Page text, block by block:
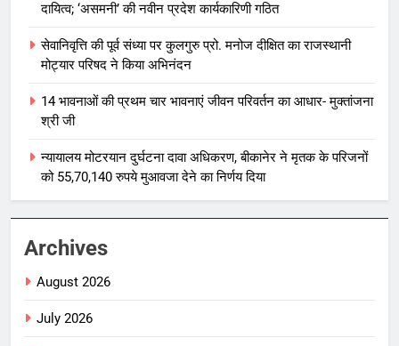
दायित्व; ‘असमनी’ की नवीन प्रदेश कार्यकारिणी गठित
सेवानिवृत्ति की पूर्व संध्या पर कुलगुरु प्रो. मनोज दीक्षित का राजस्थानी
मोट्यार परिषद ने किया अभिनंदन
14 भावनाओं की प्रथम चार भावनाएं जीवन परिवर्तन का आधार- मुक्तांजना
श्री जी
न्यायालय मोटरयान दुर्घटना दावा अधिकरण, बीकानेर ने मृतक के परिजनों
को 55,70,140 रुपये मुआवजा देने का निर्णय दिया
Archives
August 2026
July 2026